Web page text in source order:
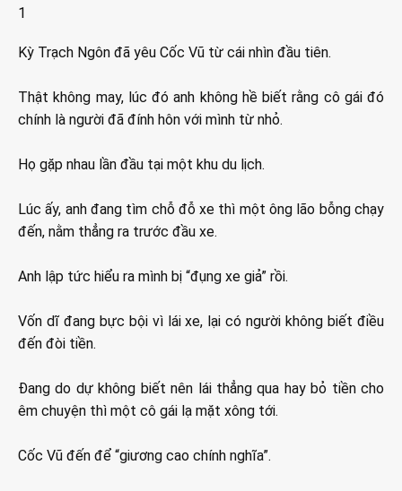
1
Kỳ Trạch Ngôn đã yêu Cốc Vũ từ cái nhìn đầu tiên.
Thật không may, lúc đó anh không hề biết rằng cô gái đó
chính là người đã đính hôn với mình từ nhỏ.
Họ gặp nhau lần đầu tại một khu du lịch.
Lúc ấy, anh đang tìm chỗ đỗ xe thì một ông lão bỗng chạy
đến, nằm thẳng ra trước đầu xe.
Anh lập tức hiểu ra mình bị “đụng xe giả” rồi.
Vốn dĩ đang bực bội vì lái xe, lại có người không biết điều
đến đòi tiền.
Đang do dự không biết nên lái thẳng qua hay bỏ tiền cho
êm chuyện thì một cô gái lạ mặt xông tới.
Cốc Vũ đến để “giương cao chính nghĩa”.